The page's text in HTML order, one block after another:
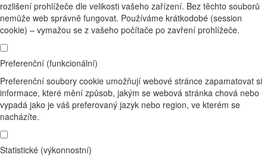
rozlišení prohlížeče dle velikosti vašeho zařízení. Bez těchto souborů
nemůže web správně fungovat. Používáme krátkodobé (session
cookie) – vymažou se z vašeho počítače po zavření prohlížeče.
Preferenční (funkcionální)
Preferenční soubory cookie umožňují webové stránce zapamatovat si
informace, které mění způsob, jakým se webová stránka chová nebo
vypadá jako je váš preferovaný jazyk nebo region, ve kterém se
nacházíte.
Statistické (výkonnostní)